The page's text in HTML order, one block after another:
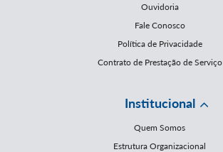
Ouvidoria
Fale Conosco
Política de Privacidade
Contrato de Prestação de Serviço
Institucional
Quem Somos
Estrutura Organizacional